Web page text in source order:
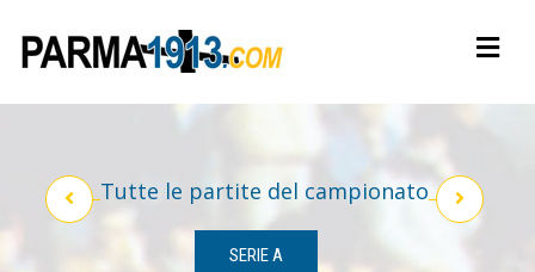
Tutte le partite del campionato
SERIE A